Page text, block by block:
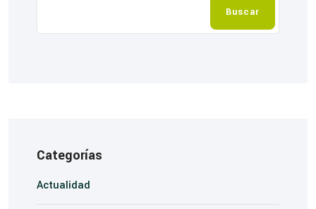
Buscar
Categorías
Actualidad